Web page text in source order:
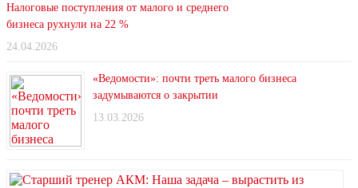
Налоговые поступления от малого и среднего
бизнеса рухнули на 22 %
24.04.2026
«Ведомости»: почти треть малого бизнеса
задумываются о закрытии
13.03.2026